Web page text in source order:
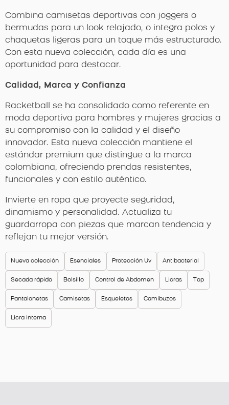
Combina camisetas deportivas con joggers o
bermudas para un look relajado, o integra polos y
chaquetas ligeras para un toque más estructurado.
Con esta nueva colección, cada día es una
oportunidad para destacar.
Calidad, Marca y Confianza
Racketball se ha consolidado como referente en
moda deportiva para hombres y mujeres gracias a
su compromiso con la calidad y el diseño
innovador. Esta nueva colección mantiene el
estándar premium que distingue a la marca
colombiana, ofreciendo prendas resistentes,
funcionales y con estilo auténtico.
Invierte en ropa que proyecte seguridad,
dinamismo y personalidad. Actualiza tu
guardarropa con piezas que marcan tendencia y
reflejan tu mejor versión.
Nueva colección Esenciales Protección Uv Antibacterial
Secada rápido Bolsillo Control de Abdomen Licras Top
Pantalonetas Camisetas Esqueletos Camibuzos
Licra interna